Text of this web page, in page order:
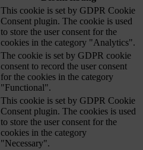
This cookie is set by GDPR Cookie
Consent plugin. The cookie is used
to store the user consent for the
cookies in the category "Analytics".
The cookie is set by GDPR cookie
consent to record the user consent
for the cookies in the category
"Functional".
This cookie is set by GDPR Cookie
Consent plugin. The cookies is used
to store the user consent for the
cookies in the category
"Necessary".